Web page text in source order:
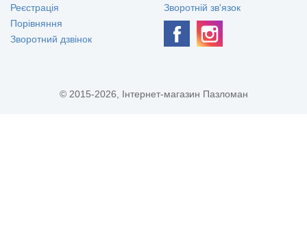
Реєстрація
Порівняння
Зворотний дзвінок
Зворотній зв'язок
© 2015-2026, Інтернет-магазин Пазломан